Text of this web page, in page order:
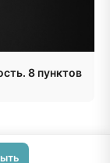
8 пунктов